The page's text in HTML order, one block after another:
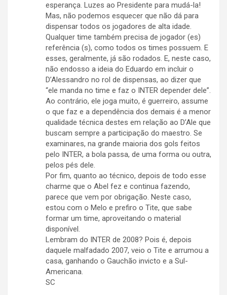
esperança. Luzes ao Presidente para mudá-la!
Mas, não podemos esquecer que não dá para
dispensar todos os jogadores de alta idade.
Qualquer time também precisa de jogador (es)
referência (s), como todos os times possuem. E
esses, geralmente, já são rodados. E, neste caso,
não endosso a ideia do Eduardo em incluir o
D’Alessandro no rol de dispensas, ao dizer que
“ele manda no time e faz o INTER depender dele”.
Ao contrário, ele joga muito, é guerreiro, assume
o que faz e a dependência dos demais é a menor
qualidade técnica destes em relação ao D’Ale que
buscam sempre a participação do maestro. Se
examinares, na grande maioria dos gols feitos
pelo INTER, a bola passa, de uma forma ou outra,
pelos pés dele.
Por fim, quanto ao técnico, depois de todo esse
charme que o Abel fez e continua fazendo,
parece que vem por obrigação. Neste caso,
estou com o Melo e prefiro o Tite, que sabe
formar um time, aproveitando o material
disponível.
Lembram do INTER de 2008? Pois é, depois
daquele malfadado 2007, veio o Tite e arrumou a
casa, ganhando o Gauchão invicto e a Sul-
Americana.
SC